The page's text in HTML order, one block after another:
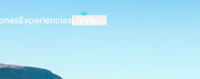
Experiencias